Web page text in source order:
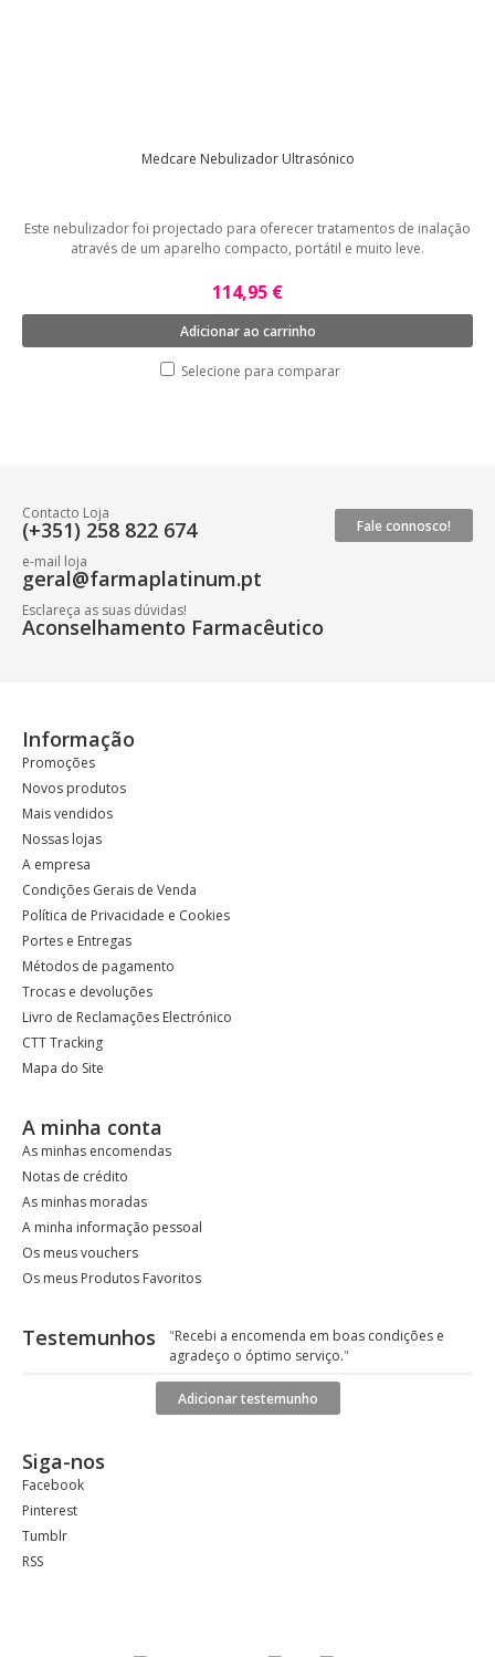
Medcare Nebulizador Ultrasónico
Este nebulizador foi projectado para oferecer tratamentos de inalação
através de um aparelho compacto, portátil e muito leve.
114,95 €
Adicionar ao carrinho
Selecione para comparar
Fale connosco!
Contacto Loja
(+351) 258 822 674
e-mail loja
geral@farmaplatinum.pt
Esclareça as suas dúvidas!
Aconselhamento Farmacêutico
Informação
Promoções
Novos produtos
Mais vendidos
Nossas lojas
A empresa
Condições Gerais de Venda
Política de Privacidade e Cookies
Portes e Entregas
Métodos de pagamento
Trocas e devoluções
Livro de Reclamações Electrónico
CTT Tracking
Mapa do Site
A minha conta
As minhas encomendas
Notas de crédito
As minhas moradas
A minha informação pessoal
Os meus vouchers
Os meus Produtos Favoritos
Testemunhos "Recebi a encomenda em boas condições e
agradeço o óptimo serviço."
Adicionar testemunho
Siga-nos
Facebook
Pinterest
Tumblr
RSS